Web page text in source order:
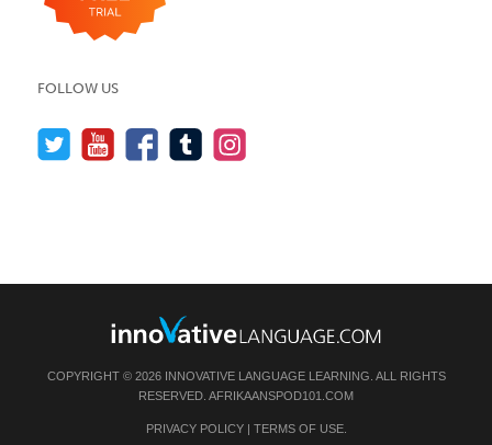
FOLLOW US
COPYRIGHT © 2026 INNOVATIVE LANGUAGE LEARNING. ALL RIGHTS
RESERVED. AFRIKAANSPOD101.COM
PRIVACY POLICY| TERMS OF USE.